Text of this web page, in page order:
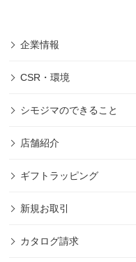
企業情報
CSR・環境
シモジマのできること
店舗紹介
ギフトラッピング
新規お取引
カタログ請求